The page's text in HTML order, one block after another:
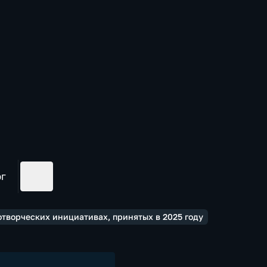
инициативах, принятых в 2025 году